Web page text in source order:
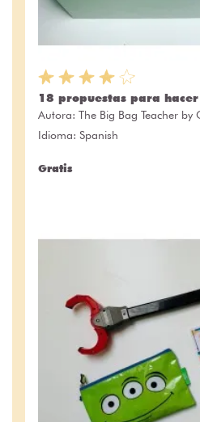
18 propuestas para hacer
Autora: The Big Bag Teacher by
Idioma: Spanish
Gratis